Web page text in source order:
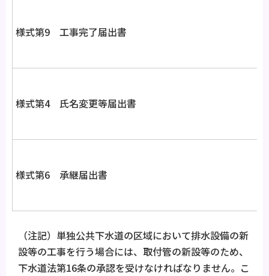
様式第9 工事完了届出書
様式第4 氏名変更等届出書
様式第6 承継届出書
（注記）単独公共下水道の区域において排水設備の新
設等の工事を行う場合には、取付管の新設等のため、
下水道法第16条の承認を受けなければなりません。こ